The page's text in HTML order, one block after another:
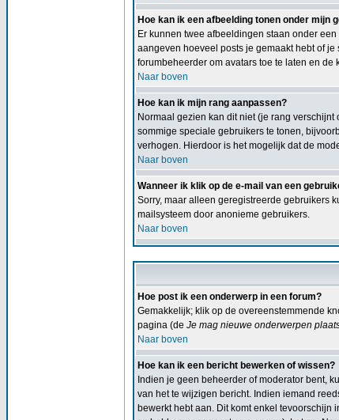
Hoe kan ik een afbeelding tonen onder mijn
Er kunnen twee afbeeldingen staan onder
aangeven hoeveel posts je gemaakt hebt of
forumbeheerder om avatars toe te laten en
Naar boven
Hoe kan ik mijn rang aanpassen?
Normaal gezien kan dit niet (je rang
sommige speciale gebruikers te tonen,
verhogen. Hierdoor is het mogelijk dat de
Naar boven
Wanneer ik klik op de e-mail van een
Sorry, maar alleen geregistreerde gebruikers
mailsysteem door anonieme gebruikers.
Naar boven
Hoe post ik een onderwerp in een forum?
Gemakkelijk; klik op de overeenstemmende
pagina (de Je mag nieuwe onderwerpen
Naar boven
Hoe kan ik een bericht bewerken of wissen?
Indien je geen beheerder of moderator bent,
van het te wijzigen bericht. Indien iemand
bewerkt hebt aan. Dit komt enkel